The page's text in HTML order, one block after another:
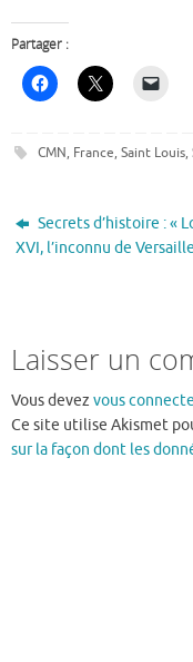
Partager :
CMN, France, Saint Louis,
Secrets d’histoire : «
XVI, l’inconnu de
Laisser un
Vous devez vous
Ce site utilise Akismet
sur la façon dont les